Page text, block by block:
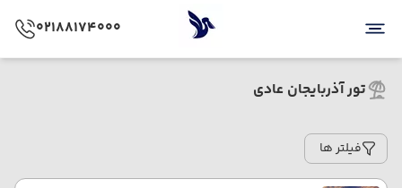
02188174000
تور آذربایجان عادی
فیلتر ها